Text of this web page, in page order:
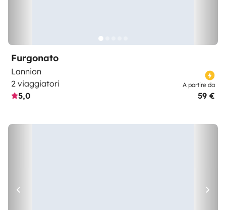
Furgonato
Lannion
2 viaggiatori
5,0
A partire da
59 €